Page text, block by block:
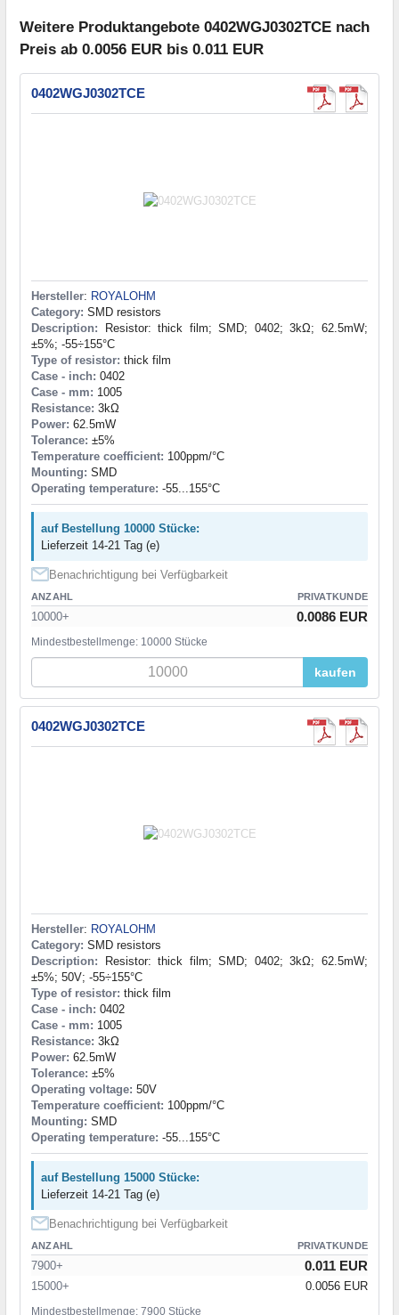
Weitere Produktangebote 0402WGJ0302TCE nach
Preis ab 0.0056 EUR bis 0.011 EUR
0402WGJ0302TCE
Hersteller: ROYALOHM
Category: SMD resistors
Description: Resistor: thick film; SMD; 0402; 3kΩ; 62.5mW;
±5%; -55÷155°C
Type of resistor: thick film
Case - inch: 0402
Case - mm: 1005
Resistance: 3kΩ
Power: 62.5mW
Tolerance: ±5%
Temperature coefficient: 100ppm/°C
Mounting: SMD
Operating temperature: -55...155°C
auf Bestellung 10000 Stücke:
Lieferzeit 14-21 Tag (e)
Benachrichtigung bei Verfügbarkeit
ANZAHL PRIVATKUNDE
10000+ 0.0086 EUR
Mindestbestellmenge: 10000 Stücke
kaufen
0402WGJ0302TCE
Hersteller: ROYALOHM
Category: SMD resistors
Description: Resistor: thick film; SMD; 0402; 3kΩ; 62.5mW;
±5%; 50V; -55÷155°C
Type of resistor: thick film
Case - inch: 0402
Case - mm: 1005
Resistance: 3kΩ
Power: 62.5mW
Tolerance: ±5%
Operating voltage: 50V
Temperature coefficient: 100ppm/°C
Mounting: SMD
Operating temperature: -55...155°C
auf Bestellung 15000 Stücke:
Lieferzeit 14-21 Tag (e)
Benachrichtigung bei Verfügbarkeit
ANZAHL PRIVATKUNDE
7900+ 0.011 EUR
15000+ 0.0056 EUR
Mindestbestellmenge: 7900 Stücke